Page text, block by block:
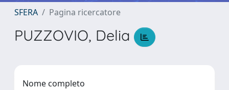
SFERA Pagina ricercatore
PUZZOVIO, Delia
Nome completo